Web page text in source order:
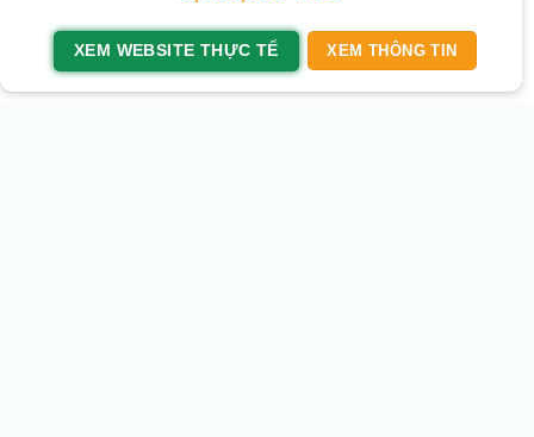
XEM WEBSITE THỰC TẾ XEM THÔNG TIN